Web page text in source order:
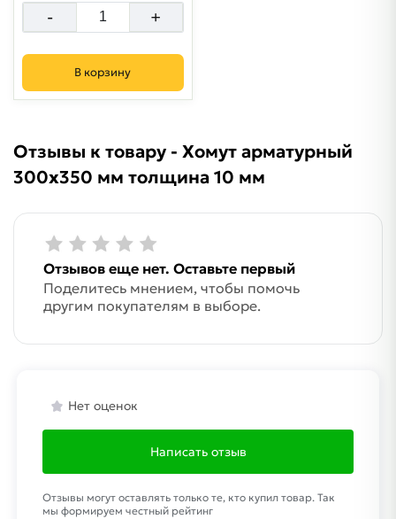
- +
В корзину
Отзывы к товару - Хомут арматурный
300х350 мм толщина 10 мм
Отзывов еще нет. Оставьте первый
Поделитесь мнением, чтобы помочь
другим покупателям в выборе.
Нет оценок
Написать отзыв
Отзывы могут оставлять только те, кто купил товар. Так
мы формируем честный рейтинг